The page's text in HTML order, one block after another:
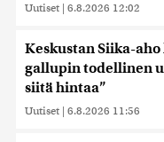
Uutiset | 6.8.2026 12:02
Keskustan Siika-
gallupin todellinen
siitä hintaa”
Uutiset | 6.8.2026 11:56